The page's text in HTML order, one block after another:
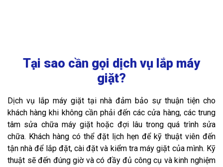
Tại sao cần gọi dịch vụ lắp máy
giặt?
Dịch vụ lắp máy giặt tại nhà đảm bảo sự thuận tiện cho
khách hàng khi không cần phải đến các cửa hàng, các trung
tâm sửa chữa máy giặt hoặc đợi lâu trong quá trình sửa
chữa. Khách hàng có thể đặt lịch hẹn để kỹ thuật viên đến
tận nhà để lắp đặt, cài đặt và kiểm tra máy giặt của mình. Kỹ
thuật sẽ đến đúng giờ và có đầy đủ công cụ và kinh nghiệm